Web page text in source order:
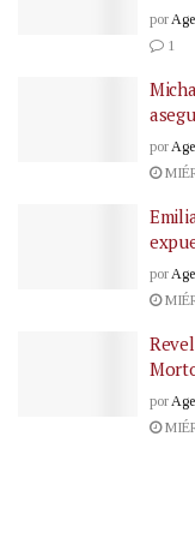
por
1
por
por
por